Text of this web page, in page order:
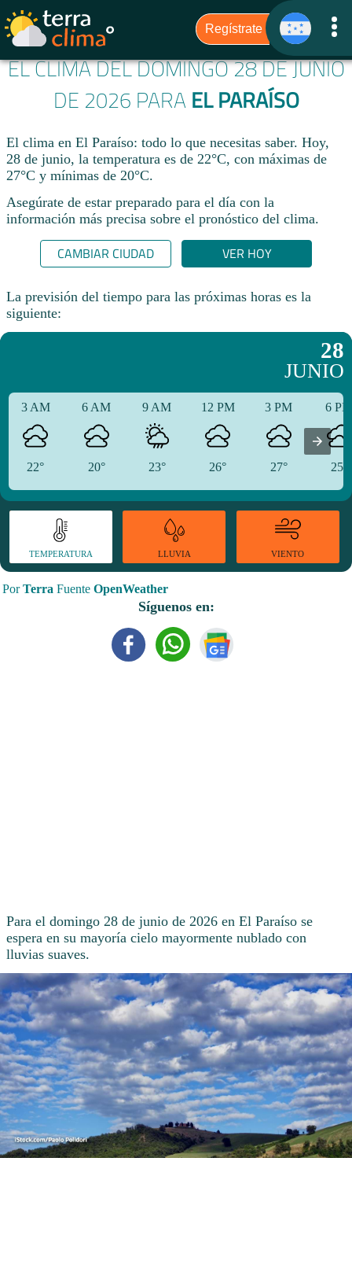
EL CLIMA DEL DOMINGO 28 DE JUNIO
DE 2026 PARA EL PARAÍSO
El clima en El Paraíso: todo lo que necesitas saber. Hoy,
28 de junio, la temperatura es de 22°C, con máximas de
27°C y mínimas de 20°C.
Asegúrate de estar preparado para el día con la
información más precisa sobre el pronóstico del clima.
CAMBIAR CIUDAD VER HOY
La previsión del tiempo para las próximas horas es la
siguiente:
28
JUNIO
3 AM
22°
6 AM
20°
9 AM
23°
12 PM
26°
3 PM
27°
6
25°
TEMPERATURA LLUVIA VIENTO
PorTerra Fuente OpenWeather
Síguenos en:
Para el domingo 28 de junio de 2026 en El Paraíso se
espera en su mayoría cielo mayormente nublado con
lluvias suaves.